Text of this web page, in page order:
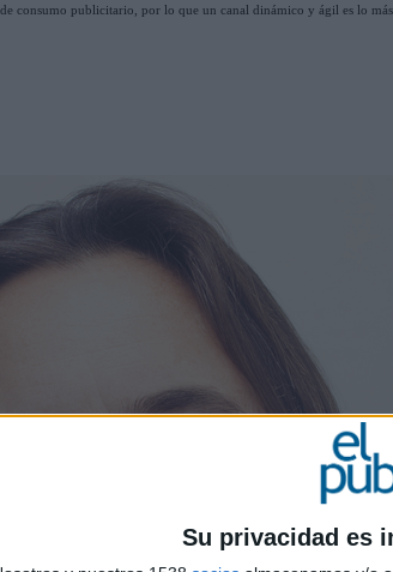
Su privacidad es
consumo publicitario, por lo que un canal dinámico y ágil es lo